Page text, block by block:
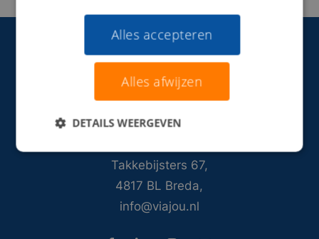
Takkebijsters 67,
4817 BL Breda,
info@viajou.nl
Alles accepteren
Alles afwijzen
DETAILS WEERGEVEN